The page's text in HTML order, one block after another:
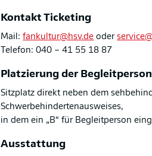
Kontakt Ticketing
Mail:fankultur@hsv.de oder
Telefon: 040 – 41 55 18 87
Platzierung der Begleitperson
Sitzplatz direkt neben dem
Schwerbehindertenausweises,
in dem ein „B“ für Begleitperson
Ausstattung